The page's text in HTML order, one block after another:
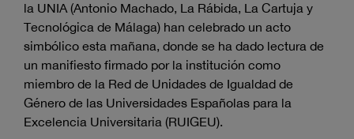
la UNIA (Antonio Machado, La Rábida, La Cartuja y
Tecnológica de Málaga) han celebrado un acto
simbólico esta mañana, donde se ha dado lectura de
un manifiesto firmado por la institución como
miembro de la Red de Unidades de Igualdad de
Género de las Universidades Españolas para la
Excelencia Universitaria (RUIGEU).